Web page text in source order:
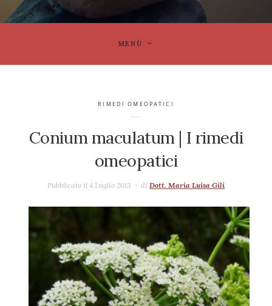
MENÙ
RIMEDI OMEOPATICI
Conium maculatum | I rimedi
omeopatici
Pubblicato il 4 Luglio 2013 diDott. Maria Luisa Gili